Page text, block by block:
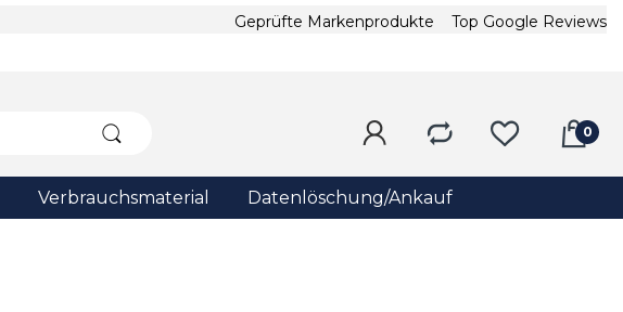
Geprüfte Markenprodukte Top Google Reviews
Verbrauchsmaterial Datenlöschung/Ankauf